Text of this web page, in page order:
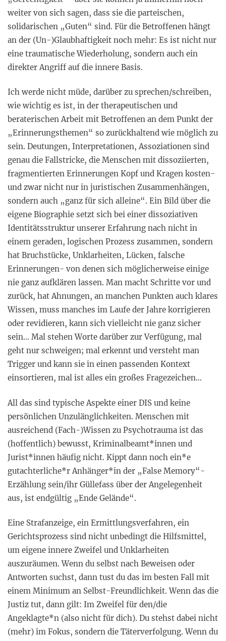
weiter von sich sagen, dass sie die parteischen,
solidarischen „Guten“ sind. Für die Betroffenen hängt
an der (Un-)Glaubhaftigkeit noch mehr: Es ist nicht nur
eine traumatische Wiederholung, sondern auch ein
direkter Angriff auf die innere Basis.
Ich werde nicht müde, darüber zu sprechen/schreiben,
wie wichtig es ist, in der therapeutischen und
beraterischen Arbeit mit Betroffenen an dem Punkt der
„Erinnerungsthemen“ so zurückhaltend wie möglich zu
sein. Deutungen, Interpretationen, Assoziationen sind
genau die Fallstricke, die Menschen mit dissoziierten,
fragmentierten Erinnerungen Kopf und Kragen kosten-
und zwar nicht nur in juristischen Zusammenhängen,
sondern auch „ganz für sich alleine“. Ein Bild über die
eigene Biographie setzt sich bei einer dissoziativen
Identitätsstruktur unserer Erfahrung nach nicht in
einem geraden, logischen Prozess zusammen, sondern
hat Bruchstücke, Unklarheiten, Lücken, falsche
Erinnerungen- von denen sich möglicherweise einige
nie ganz aufklären lassen. Man macht Schritte vor und
zurück, hat Ahnungen, an manchen Punkten auch klares
Wissen, muss manches im Laufe der Jahre korrigieren
oder revidieren, kann sich vielleicht nie ganz sicher
sein… Mal stehen Worte darüber zur Verfügung, mal
geht nur schweigen; mal erkennt und versteht man
Trigger und kann sie in einen passenden Kontext
einsortieren, mal ist alles ein großes Fragezeichen…
All das sind typische Aspekte einer DIS und keine
persönlichen Unzulänglichkeiten. Menschen mit
ausreichend (Fach-)Wissen zu Psychotrauma ist das
(hoffentlich) bewusst, Kriminalbeamt*innen und
Jurist*innen häufig nicht. Kippt dann noch ein*e
gutachterliche*r Anhänger*in der „False Memory“-
Erzählung sein/ihr Güllefass über der Angelegenheit
aus, ist endgültig „Ende Gelände“.
Eine Strafanzeige, ein Ermittlungsverfahren, ein
Gerichtsprozess sind nicht unbedingt die Hilfsmittel,
um eigene innere Zweifel und Unklarheiten
auszuräumen. Wenn du selbst nach Beweisen oder
Antworten suchst, dann tust du das im besten Fall mit
einem Minimum an Selbst-Freundlichkeit. Wenn das die
Justiz tut, dann gilt: Im Zweifel für den/die
Angeklagte*n (also nicht für dich). Du stehst dabei nicht
(mehr) im Fokus, sondern die Täterverfolgung. Wenn du